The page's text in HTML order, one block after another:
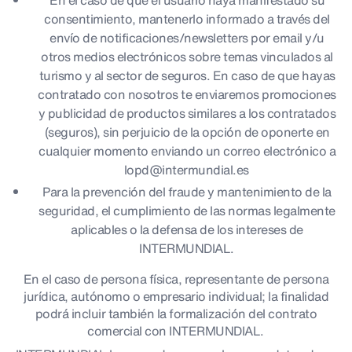
consentimiento, mantenerlo informado a través del
envío de notificaciones/newsletters por email y/u
otros medios electrónicos sobre temas vinculados al
turismo y al sector de seguros. En caso de que hayas
contratado con nosotros te enviaremos promociones
y publicidad de productos similares a los contratados
(seguros), sin perjuicio de la opción de oponerte en
cualquier momento enviando un correo electrónico a
lopd@intermundial.es
Para la prevención del fraude y mantenimiento de la
seguridad, el cumplimiento de las normas legalmente
aplicables o la defensa de los intereses de
INTERMUNDIAL.
En el caso de persona física, representante de persona
jurídica, autónomo o empresario individual; la finalidad
podrá incluir también la formalización del contrato
comercial con INTERMUNDIAL.